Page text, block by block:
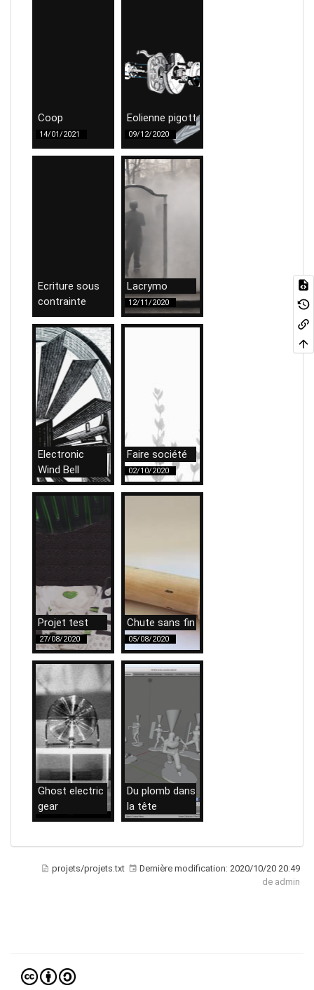
Coop
14/01/2021
Eolienne pigott
09/12/2020
Ecriture sous
contrainte
12/11/2020
Lacrymo
12/11/2020
Electronic
Wind Bell
29/10/2020
Faire société
02/10/2020
Projet test
27/08/2020
Chute sans fin
05/08/2020
Ghost electric
gear
21/05/2020
Du plomb dans
la tête
21/05/2020
projets/projets.txt Dernière modification: 2020/10/20 20:49
de admin